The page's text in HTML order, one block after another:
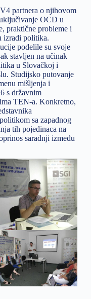
partnera o njihovom
OCD u
praktične probleme i
izradi politika.
podelile su svoje
stavljen na učinak
u Slovačkoj i
Studijsko putovanje
mišljenja i
s državnim
TEN-a. Konkretno,
sa zapadnog
tih pojedinaca na
saradnji između